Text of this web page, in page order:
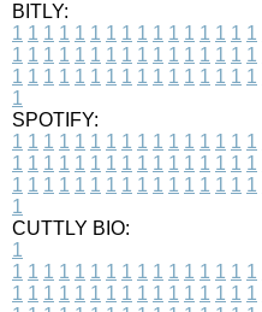
BITLY:
1 1 1 1 1 1 1 1 1 1 1 1 1 1 1 1
1 1 1 1 1 1 1 1 1 1 1 1 1 1 1 1
1 1 1 1 1 1 1 1 1 1 1 1 1 1 1 1
1
SPOTIFY:
1 1 1 1 1 1 1 1 1 1 1 1 1 1 1 1
1 1 1 1 1 1 1 1 1 1 1 1 1 1 1 1
1 1 1 1 1 1 1 1 1 1 1 1 1 1 1 1
1
CUTTLY BIO:
1
1 1 1 1 1 1 1 1 1 1 1 1 1 1 1 1
1 1 1 1 1 1 1 1 1 1 1 1 1 1 1 1